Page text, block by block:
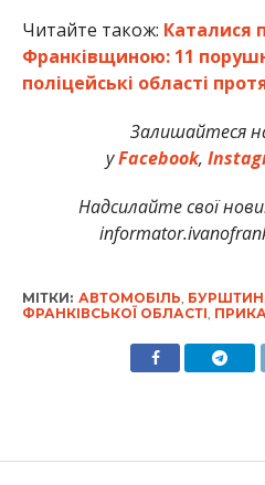
Читайте також: Каталися
Франківщиною: 11
поліцейські області
Залишайтеся
уFacebook,
Надсилайте свої
МІТКИ: АВТОМОБІЛЬ БУРШТИН
ФРАНКІВСЬКОЇ ОБЛАСТІ